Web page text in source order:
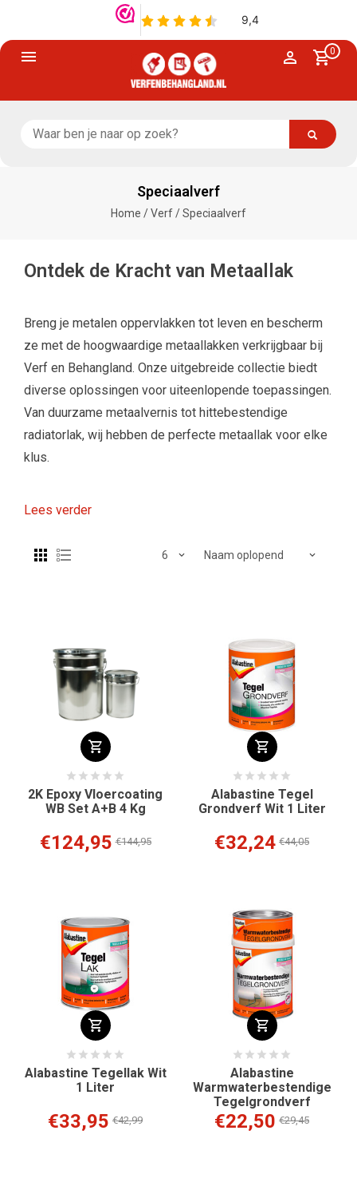
0
Speciaalverf
Home /Verf/Speciaalverf
Ontdek de Kracht van Metaallak
Breng je metalen oppervlakken tot leven en bescherm
ze met de hoogwaardige metaallakken verkrijgbaar bij
Verf en Behangland. Onze uitgebreide collectie biedt
diverse oplossingen voor uiteenlopende toepassingen.
Van duurzame metaalvernis tot hittebestendige
radiatorlak, wij hebben de perfecte metaallak voor elke
klus.
Lees verder
2K Epoxy Vloercoating
WB Set A+B 4 Kg
€124,95 €144,95
Alabastine Tegel
Grondverf Wit 1 Liter
€32,24 €44,05
Alabastine Tegellak Wit
1 Liter
€33,95 €42,99
Alabastine
Warmwaterbestendige
Tegelgrondverf
€22,50 €29,45